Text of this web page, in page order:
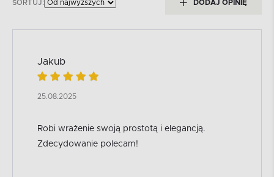
SORTUJ: DODAJ OPINIĘ
Jakub
25.08.2025
Robi wrażenie swoją prostotą i elegancją.
Zdecydowanie polecam!